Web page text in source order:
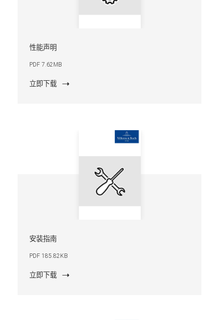
性能声明
PDF 7.62MB
立即下载
安装指南
PDF 185.82KB
立即下载